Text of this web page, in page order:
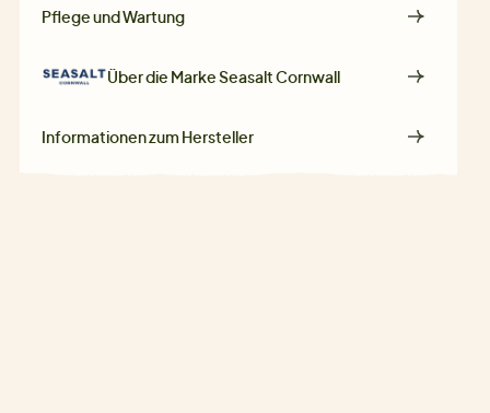
Pflege und Wartung
Über die MarkeSeasalt Cornwall
Informationen zum Hersteller